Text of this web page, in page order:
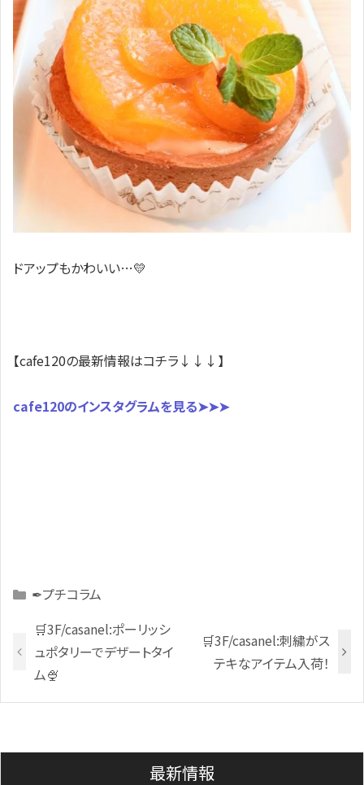
ドアップもかわいい…💛
【cafe120の最新情報はコチラ↓↓↓】
cafe120のインスタグラムを見る➤➤➤
Categories
✒プチコラム
🛒3F/casanel:ポーリッシ
ュポタリーでデザートタイ
ム🍨
🛒3F/casanel:刺繍がス
テキなアイテム入荷！
最新情報